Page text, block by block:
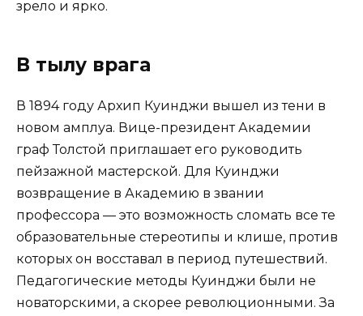
зрело и ярко.
В тылу врага
В 1894 году Архип Куинджи вышел из тени в
новом амплуа. Вице-президент Академии
граф Толстой приглашает его руководить
пейзажной мастерской. Для Куинджи
возвращение в Академию в звании
профессора — это возможность сломать все те
образовательные стереотипы и клише, против
которых он восставал в период путешествий.
Педагогические методы Куинджи были не
новаторскими, а скорее революционными. За